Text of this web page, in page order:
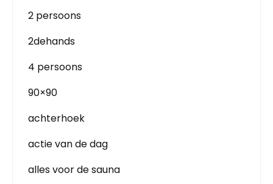
2 persoons
2dehands
4 persoons
90×90
achterhoek
actie van de dag
alles voor de sauna